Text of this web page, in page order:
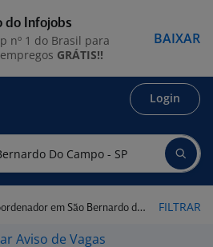
Login
em São Bernardo do Campo - SP FILTRAR
Aviso de Vagas
do Infojobs
nº 1 do Brasil para
GRÁTIS!!
BAIXAR